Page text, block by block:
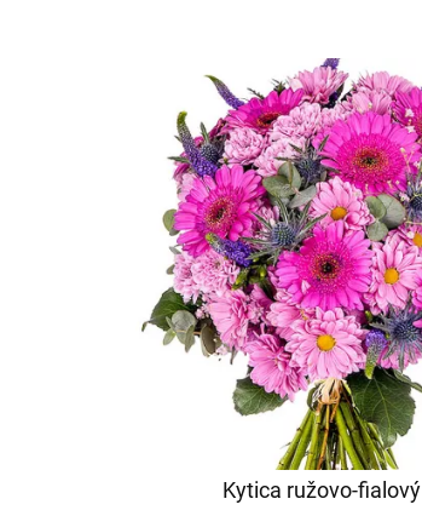
Kytica ružovo-